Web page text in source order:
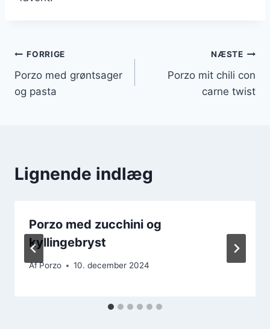
Indlægsnavigation
FORRIGE
Porzo med grøntsager
og pasta
NÆSTE
Porzo mit chili con
carne twist
Lignende indlæg
Porzo med zucchini og
kyllingebryst
AfPorzo 10. december 2024